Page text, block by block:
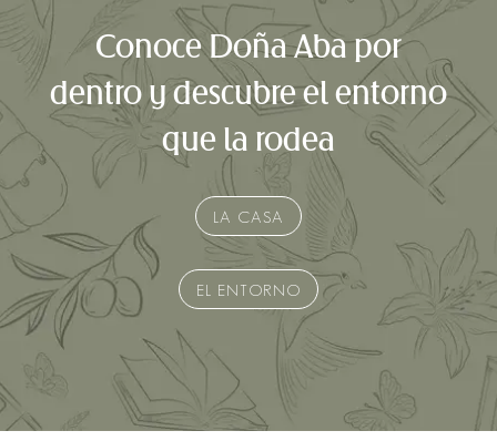
Conoce Doña Aba por
dentro y descubre el entorno
que la rodea
LA CASA
EL ENTORNO